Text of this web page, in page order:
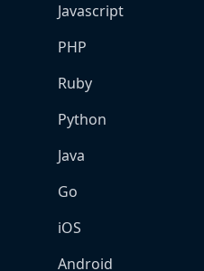
Javascript
PHP
Ruby
Python
Java
Go
iOS
Android